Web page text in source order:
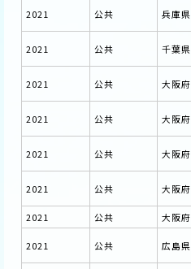
2021 公共 兵庫県
2021 公共 千葉県
2021 公共 大阪府
2021 公共 大阪府
2021 公共 大阪府
2021 公共 大阪府
2021
公共 大阪府
2021 公共 広島県